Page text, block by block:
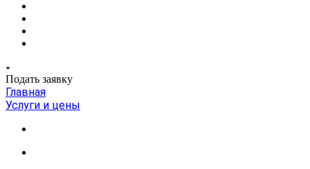
Подать заявку
Главная
Услуги и цены